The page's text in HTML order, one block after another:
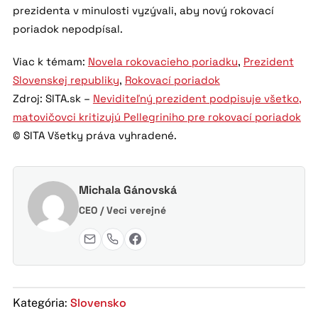
prezidenta v minulosti vyzývali, aby nový rokovací
poriadok nepodpísal.
Viac k témam: Novela rokovacieho poriadku, Prezident
Slovenskej republiky, Rokovací poriadok
Zdroj: SITA.sk – Neviditeľný prezident podpisuje všetko,
matovičovci kritizujú Pellegriniho pre rokovací poriadok
© SITA Všetky práva vyhradené.
Michala Gánovská
CEO / Veci verejné
Kategória: Slovensko